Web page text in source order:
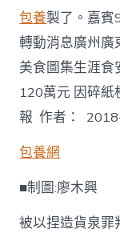
包養製了。嘉
轉動消息廣州廣
美食圖集生涯食
120萬元 因碎
報 作者：
包養網
■制圖:廖木興
被以捏造貨泉罪